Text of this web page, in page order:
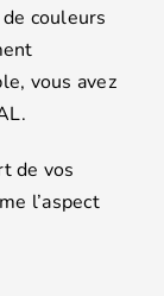
couleurs
vous avez
de vos
l’aspect